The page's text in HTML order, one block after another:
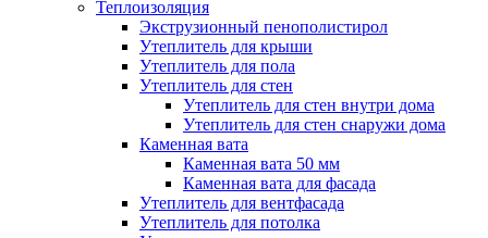
Теплоизоляция
Экструзионный пенополистирол
Утеплитель для крыши
Утеплитель для пола
Утеплитель для стен
Утеплитель для стен внутри дома
Утеплитель для стен снаружи дома
Каменная вата
Каменная вата 50 мм
Каменная вата для фасада
Утеплитель для вентфасада
Утеплитель для потолка